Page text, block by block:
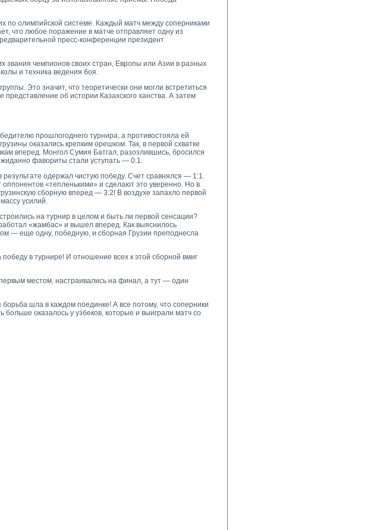
олимпийской системе. Каждый матч между соперниками
что любое поражение в матче отправляет одну из
пресс-конференции президент
чемпионов своих стран, Европы или Азии в разных
и техника ведения боя.
Это значит, что теоретически они могли встретиться
об истории Казахского ханства. А затем
прошлогоднего турнира, а противостояла ей
оказались крепким орешком. Так, в первой схватке
вперед. Монгол Сумия Батгал, разозлившись, бросился
фавориты стали уступать — 0:1.
одержал чистую победу. Счет сравнялся — 1:1.
«тепленькими» и сделают это уверенно. Но в
сборную вперед — 3:2! В воздухе запахло первой
усилий.
на турнир в целом и быть ли первой сенсации?
«жамбас» и вышел вперед. Как выяснилось
— еще одну, победную, и сборная Грузии преподнесла
в турнире! И отношение всех к этой сборной вмиг
местом, настраивались на финал, а тут — один
шла в каждом поединке! А все потому, что соперники
оказалось у узбеков, которые и выиграли матч со